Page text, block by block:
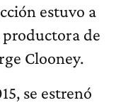
estuvo a
productora de
Clooney.
se estrenó